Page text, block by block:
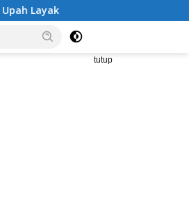
Aksi Nyata DPD MAI
tutup